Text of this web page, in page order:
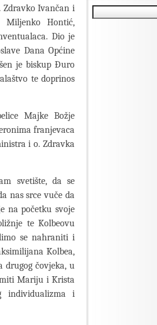
Zdravko Ivančan i
Hontić,
Dio je
Dana Općine
je biskup Đuro
te doprinos
Majke Božje
franjevaca
i o. Zdravka
svetište, da se
nas srce vuče da
na početku svoje
te Kolbeovu
se nahraniti i
Kolbea,
drugog čovjeka, u
Mariju i Krista
individualizma i